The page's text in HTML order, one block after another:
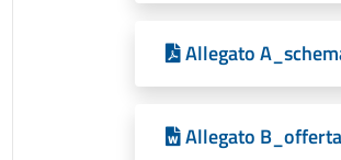
Allegato
Allegato